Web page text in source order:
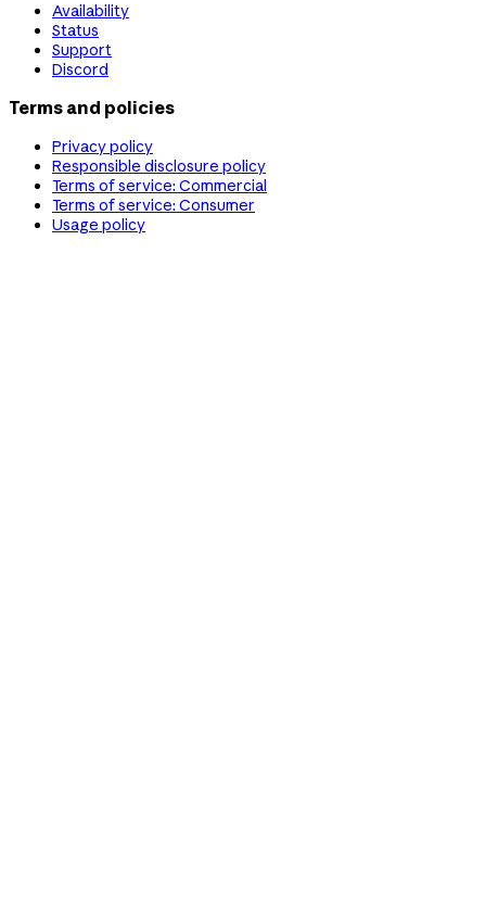
Availability
Status
Support
Discord
Terms and policies
Privacy policy
Responsible disclosure policy
Terms of service: Commercial
Terms of service: Consumer
Usage policy